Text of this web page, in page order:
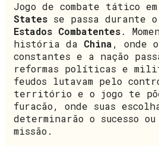
Jogo de combate tático
States se passa durante o
Estados Combatentes.
história da China, onde
constantes e a nação
reformas políticas e
feudos lutavam pelo
território e o jogo te põe
furacão, onde suas
determinarão o sucesso
missão.